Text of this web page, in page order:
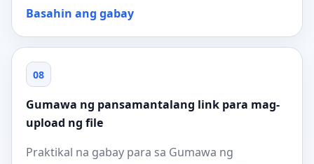
Basahin ang gabay
08
Gumawa ng pansamantalang link para mag-
upload ng file
Praktikal na gabay para sa Gumawa ng